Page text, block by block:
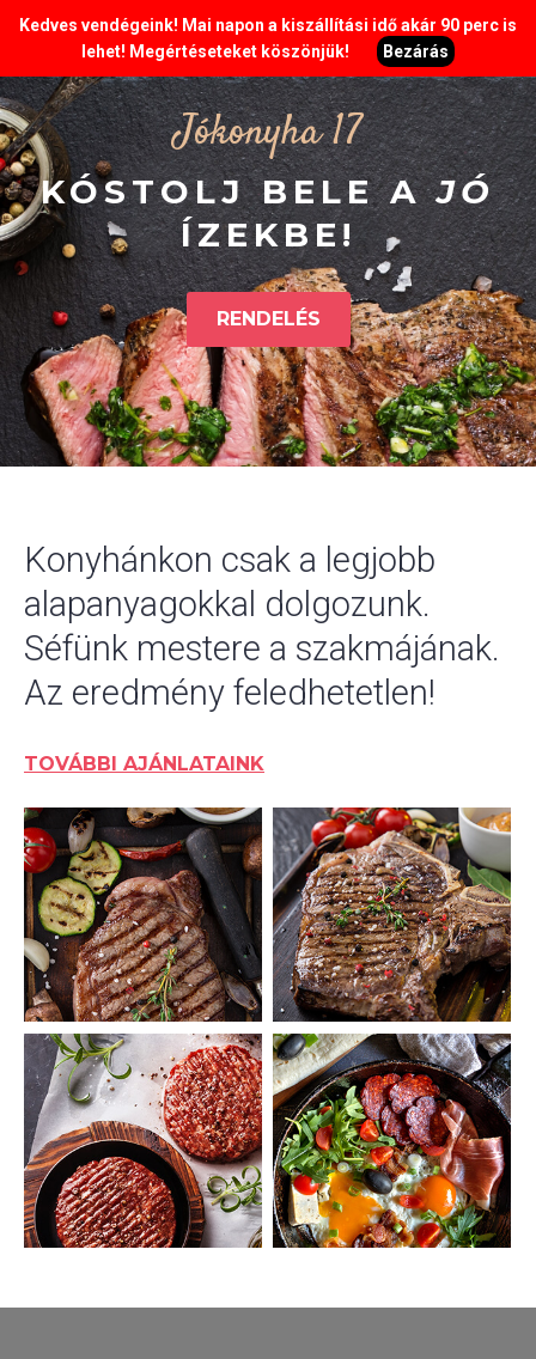
Jókonyha 17
KÓSTOLJ BELE AJÓ
ÍZEKBE!
RENDELÉS
Konyhánkon csak a legjobb
alapanyagokkal dolgozunk.
Séfünk mestere a szakmájának.
Az eredmény feledhetetlen!
TOVÁBBI AJÁNLATAINK
Kedves vendégeink! Mai napon a kiszállítási idő akár 90 perc is
lehet! Megértéseteket köszönjük!
Bezárás